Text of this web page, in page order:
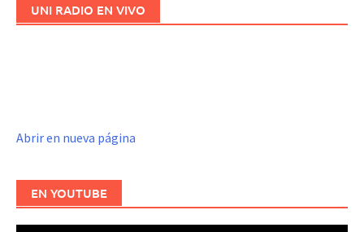
UNI RADIO EN VIVO
Abrir en nueva página
EN YOUTUBE